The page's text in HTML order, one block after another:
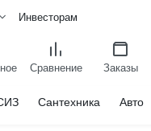
Инвесторам
Сравнение Заказы
Сантехника Авто